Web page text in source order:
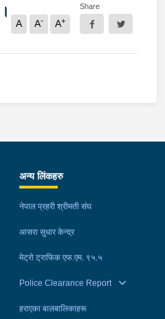
A A- A+
Share
अन्य लिंकहरु
नेपाल प्रहरी श्रीमती संघ
आसरा सुधार केन्द्र
मेट्रो ट्राफिक एफ.एम. ९५.५
Police Clearance Report
हराएका बालबालिकाहरू